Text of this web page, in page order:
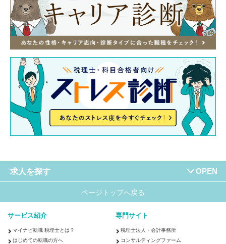
求人を探す
税理士 税理士科目合格
会計事務所・税理士法人 コンサルティングファーム
ページトップへ戻る
サービス紹介
マイナビ転職 税理士とは？
はじめての転職の方へ
専門サイト
税理士法人・会計事務所
コンサルティングファーム